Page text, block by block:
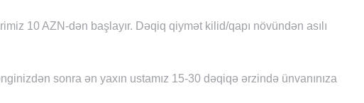
10 AZN-dən başlayır. Dəqiq qiymət kilid/qapı növündən asılı
sonra ən yaxın ustamız 15-30 dəqiqə ərzində ünvanınıza